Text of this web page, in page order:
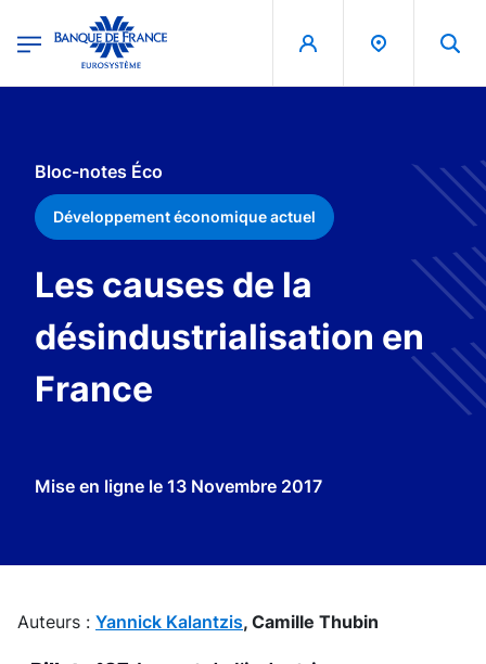
Banque de France - Menu Principal
Bloc-notes Éco
Développement économique actuel
Les causes de la
désindustrialisation en
France
Mise en ligne le 13 Novembre 2017
Auteurs : Yannick Kalantzis, Camille Thubin